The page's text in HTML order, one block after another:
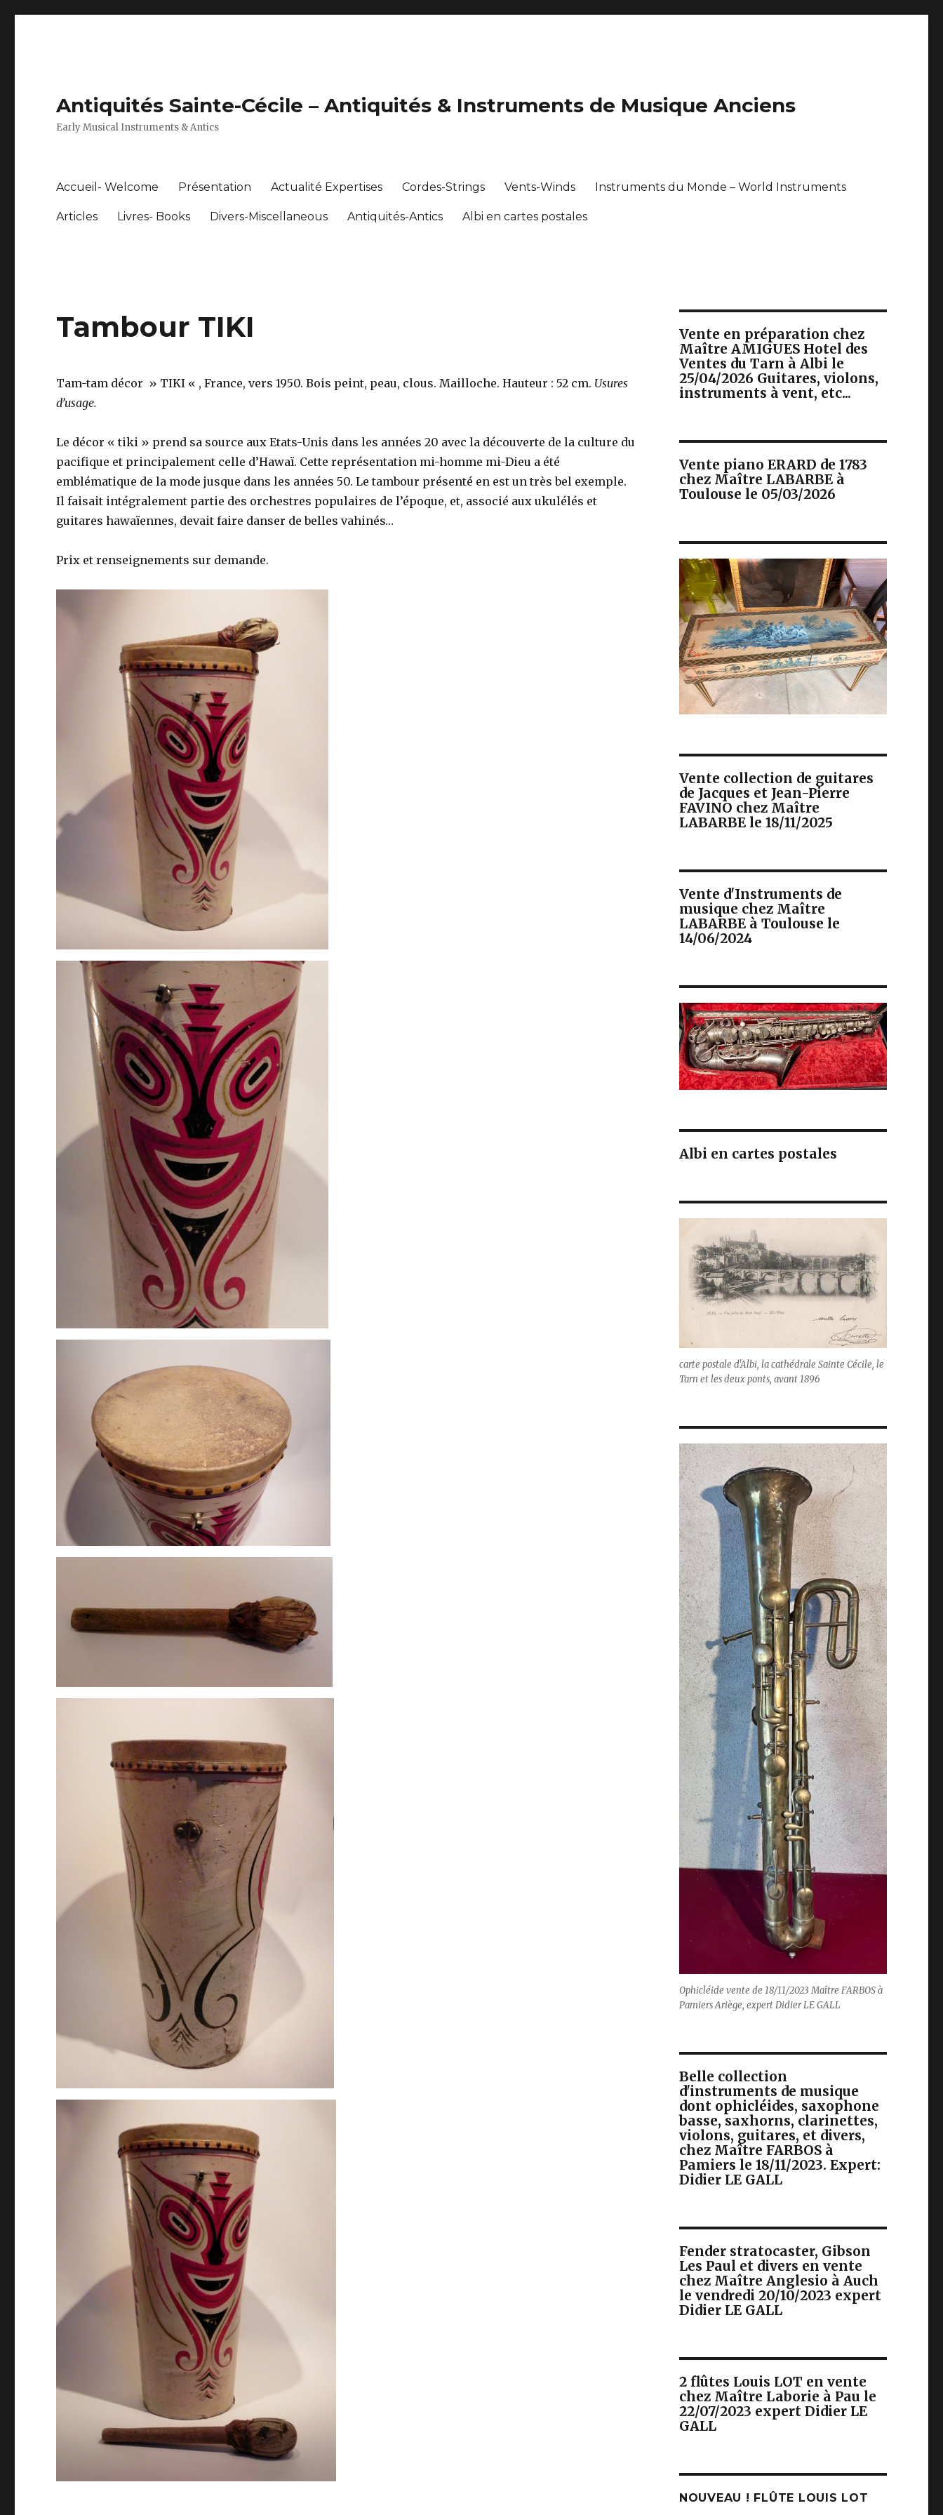
Antiquités Sainte-Cécile – Antiquités & Instruments de Musique Anciens
Early Musical Instruments & Antics
Accueil- Welcome Présentation Actualité Expertises Cordes-Strings Vents-Winds Instruments du Monde – World Instruments
Articles Livres- Books Divers-Miscellaneous Antiquités-Antics Albi en cartes postales
Tambour TIKI
Tam-tam décor » TIKI « , France, vers 1950. Bois peint, peau, clous. Mailloche. Hauteur : 52 cm. Usures
d’usage.
Le décor « tiki » prend sa source aux Etats-Unis dans les années 20 avec la découverte de la culture du
pacifique et principalement celle d’Hawaï. Cette représentation mi-homme mi-Dieu a été
emblématique de la mode jusque dans les années 50. Le tambour présenté en est un très bel exemple.
Il faisait intégralement partie des orchestres populaires de l’époque, et, associé aux ukulélés et
guitares hawaïennes, devait faire danser de belles vahinés…
Prix et renseignements sur demande.
Vente en préparation chez
Maître AMIGUES Hotel des
Ventes du Tarn à Albi le
25/04/2026 Guitares, violons,
instruments à vent, etc...
Vente piano ERARD de 1783
chez Maître LABARBE à
Toulouse le 05/03/2026
Vente collection de guitares
de Jacques et Jean-Pierre
FAVINO chez Maître
LABARBE le 18/11/2025
Vente d'Instruments de
musique chez Maître
LABARBE à Toulouse le
14/06/2024
Albi en cartes postales
carte postale d'Albi, la cathédrale Sainte Cécile, le
Tarn et les deux ponts, avant 1896
Ophicléide vente de 18/11/2023 Maître FARBOS à
Pamiers Ariège, expert Didier LE GALL
Belle collection
d'instruments de musique
dont ophicléides, saxophone
basse, saxhorns, clarinettes,
violons, guitares, et divers,
chez Maître FARBOS à
Pamiers le 18/11/2023. Expert:
Didier LE GALL
Fender stratocaster, Gibson
Les Paul et divers en vente
chez Maître Anglesio à Auch
le vendredi 20/10/2023 expert
Didier LE GALL
2 flûtes Louis LOT en vente
chez Maître Laborie à Pau le
22/07/2023 expert Didier LE
GALL
NOUVEAU ! FLÛTE LOUIS LOT